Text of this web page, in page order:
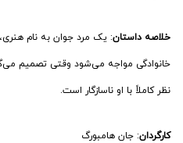
خلاصه داستان: یک مرد جوان به نام
خانوادگی مواجه می‌شود وقتی تصمیم
نظر کاملاً با او ناسازگار است.
کارگردان: جان هامبورگ